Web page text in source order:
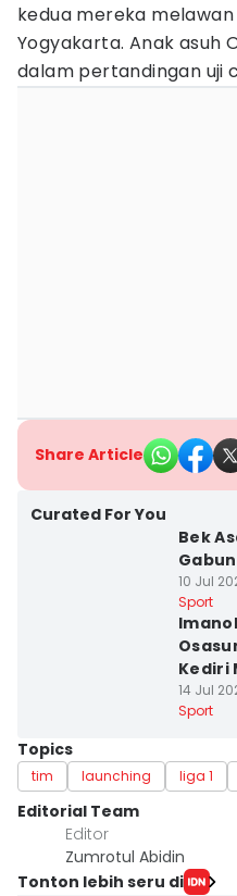
kedua mereka
Yogyakarta. Anak asuh
dalam pertandingan uji
Share Article
Curated For You
Bek
10 Jul
Sport
Kediri
14 Jul
Sport
Topics
tim launching liga 1
Editorial Team
Editor
Zumrotul Abidin
Tonton lebih seru di